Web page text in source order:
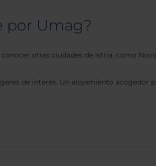
por Umag?
otras ciudades de Istria, como
de interés. Un alojamiento acogedor